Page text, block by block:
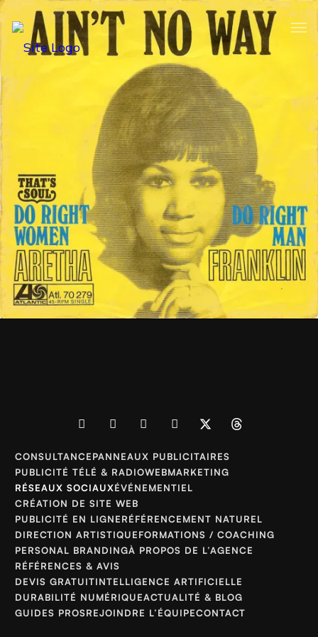
CONSULTANCEPANNEAUX PUBLICITAIRES
PUBLICITÉ TÉLÉ & RADIOWEBMARKETING
RÉSEAUX SOCIAUXÉVÉNEMENTIEL
CRÉATION DE SITE WEB
PUBLICITÉ EN LIGNERÉFÉRENCEMENT NATUREL
DIRECTION ARTISTIQUEFORMATIONS / COACHING
PERSONAL BRANDINGÀ PROPOS DE L’AGENCE
RÉFÉRENCES & AVIS
DEVIS GRATUITINTELLIGENCE ARTIFICIELLE
DURABILITÉ NUMÉRIQUEACTUALITÉ & BLOG
GUIDES PROSREJOINDRE L’ÉQUIPECONTACT